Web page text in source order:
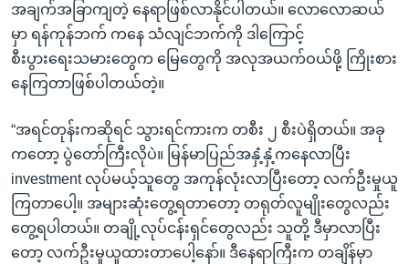
အချက်အခြာကျတဲ့ နေရာဖြစ်လာနိုင်ပါတယ်။ လောလောဆယ်
မှာ ရန်ကုန်ဘက် ကနေ သံလျင်ဘက်ကို ဒါကြောင့်
စီးပွားရေးသမားတွေက မြေတွေကို အလုအယက်ဝယ်ဖို့ ကြိုးစား
နေကြတာဖြစ်ပါတယ်တဲ့။
“အရင်တုန်းကဆိုရင် သွားရင်ကားက တစီး ၂ စီးပဲရှိတယ်။ အခု
ကတော့ ပွဲတော်ကြီးလိုပဲ။ မြန်မာပြည်အနှံ့နှံ့ကနေလာပြီး
investment လုပ်မယ့်သူတွေ အကုန်လုံးလာပြီးတော့ လက်ဦးမှုယူ
ကြတာပေါ့။ အများဆုံးတွေ့ရတာတော့ တရုတ်လူမျိုးတွေလည်း
တွေ့ရပါတယ်။ တချို့လုပ်ငန်းရှင်တွေလည်း သူတို့ ဒီမှာလာပြီး
တော့ လက်ဦးမှုယူထားတာပေါ့နော်။ ဒီနေရာကြီးက တချိန်မှာ